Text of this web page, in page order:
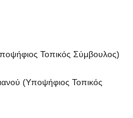
Τοπικός Σύμβουλος)
(Υποψήφιος Τοπικός